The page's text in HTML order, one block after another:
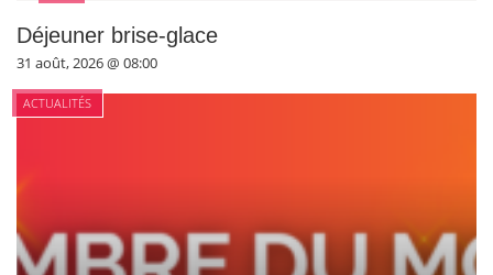
Déjeuner brise-glace
31 août, 2026 @ 08:00
ACTUALITÉS